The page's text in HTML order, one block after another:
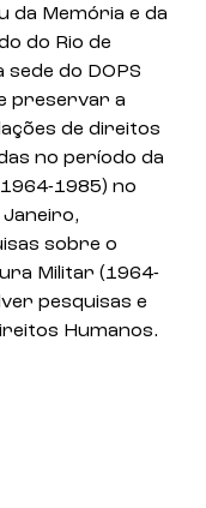
da Memória e da
do Rio de
do DOPS
preservar a
de direitos
no período da
1985) no
Janeiro,
sobre o
Militar (1964-
pesquisas e
Humanos.